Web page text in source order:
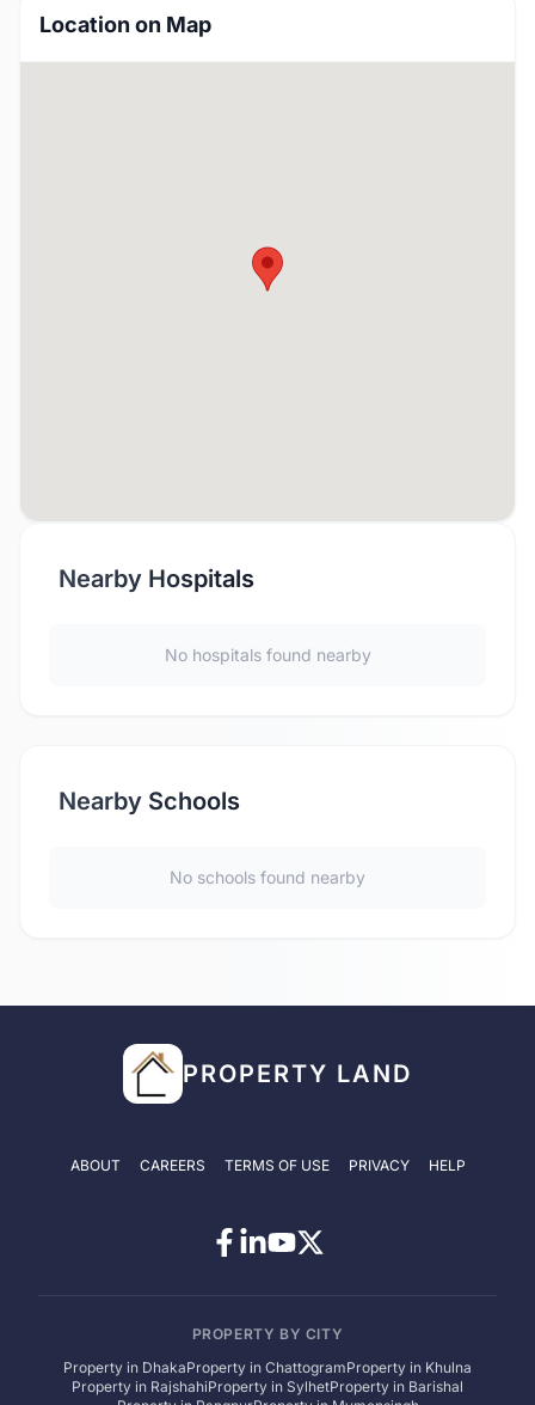
Location on Map
Nearby Hospitals
No hospitals found nearby
Nearby Schools
No schools found nearby
PROPERTY LAND
ABOUT CAREERS TERMS OF USE PRIVACY HELP
PROPERTY BY CITY
Property in DhakaProperty in ChattogramProperty in Khulna
Property in RajshahiProperty in SylhetProperty in Barishal